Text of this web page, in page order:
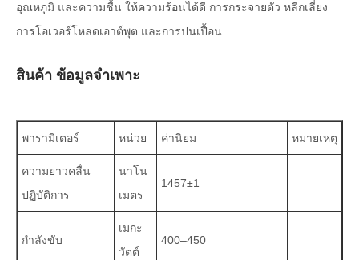
อุณหภูมิ และความชื้น ให้ความร้อนได้ดี การกระจายตัว หลีกเลี่ยง
การโอเวอร์โหลดเอาต์พุต และการปนเปื้อน
สินค้า ข้อมูลจำเพาะ
พารามิเตอร์ หน่วย ค่านิยม หมายเหตุ
ความยาวคลื่น
ปฏิบัติการ
นาโน
เมตร
1457±1
กำลังขับ
เมกะ
วัตต์
400–450